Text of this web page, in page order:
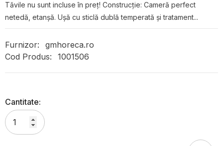
Tăvile nu sunt incluse în preț! Construcție: Cameră perfect
netedă, etanșă. Ușă cu sticlă dublă temperată și tratament...
Furnizor:
gmhoreca.ro
Cod Produs:
1001506
Cantitate: